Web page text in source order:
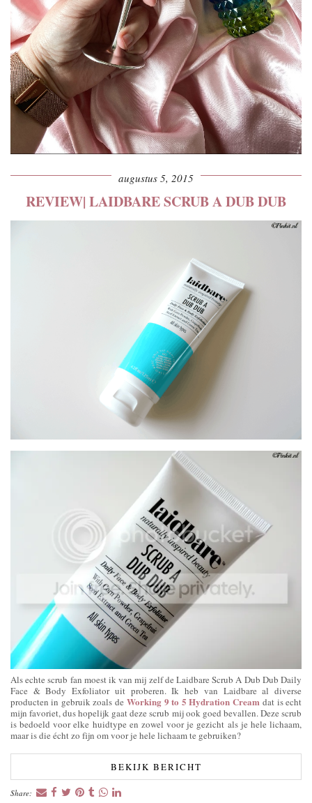
augustus 5, 2015
REVIEW| LAIDBARE SCRUB A DUB DUB
Als echte scrub fan moest ik van mij zelf de Laidbare Scrub A Dub Dub Daily
Face & Body Exfoliator uit proberen. Ik heb van Laidbare al diverse
producten in gebruik zoals deWorking 9 to 5 Hydration Cream dat is echt
mijn favoriet, dus hopelijk gaat deze scrub mij ook goed bevallen. Deze scrub
is bedoeld voor elke huidtype en zowel voor je gezicht als je hele lichaam,
maar is die écht zo fijn om voor je hele lichaam te gebruiken?
BEKIJK BERICHT
Share: